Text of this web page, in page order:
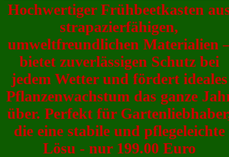
Hochwertiger Frühbeetkasten
strapazierfähigen,
umweltfreundlichen Materialien
bietet zuverlässigen Schutz bei
jedem Wetter und fördert ideales
Pflanzenwachstum das ganze
über. Perfekt für
die eine stabile und pflegeleichte
Lösu - nur 199.00 Euro